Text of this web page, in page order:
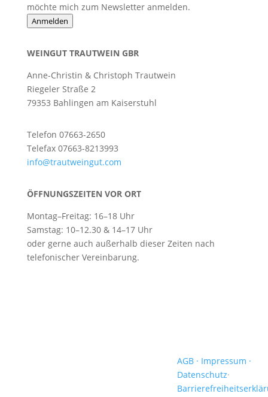
möchte mich zum Newsletter anmelden.
Anmelden
WEINGUT TRAUTWEIN GBR
Anne-Christin & Christoph Trautwein
Riegeler Straße 2
79353 Bahlingen am Kaiserstuhl
Telefon 07663-2650
Telefax 07663-8213993
info@trautweingut.com
ÖFFNUNGSZEITEN VOR ORT
Montag–Freitag: 16–18 Uhr
Samstag: 10–12.30 & 14–17 Uhr
oder gerne auch außerhalb dieser Zeiten nach
telefonischer Vereinbarung.
AGB · Impressum ·
Datenschutz·